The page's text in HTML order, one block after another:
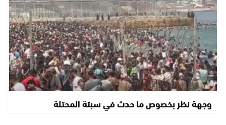
وجهة نظر بخصوص ما حدث في سبتة المحتلة